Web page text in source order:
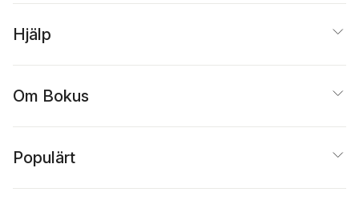
Hjälp
Om Bokus
Populärt